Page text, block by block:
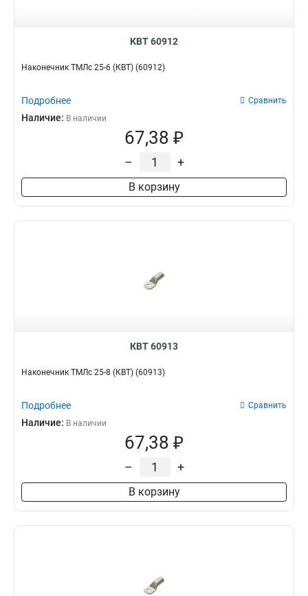
КВТ 60912
Наконечник ТМЛс 25-6 (КВТ) (60912)
Подробнее Сравнить
Наличие: В наличии
67,38 ₽
– +
В корзину
КВТ 60913
Наконечник ТМЛс 25-8 (КВТ) (60913)
Подробнее Сравнить
Наличие: В наличии
67,38 ₽
– +
В корзину